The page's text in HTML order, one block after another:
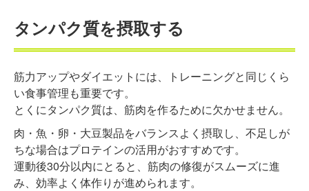
タンパク質を摂取する
筋力アップやダイエットには、トレーニングと同じくら
い食事管理も重要です。
とくにタンパク質は、筋肉を作るために欠かせません。
肉・魚・卵・大豆製品をバランスよく摂取し、不足しが
ちな場合はプロテインの活用がおすすめです。
運動後30分以内にとると、筋肉の修復がスムーズに進
み、効率よく体作りが進められます。